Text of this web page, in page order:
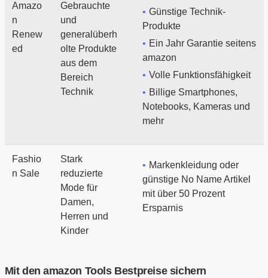
Amazo
n
Renew
ed
Gebrauchte
und
generalüberh
olte Produkte
aus dem
Bereich
Technik
Günstige Technik-
Produkte
Ein Jahr Garantie seitens
amazon
Volle Funktionsfähigkeit
Billige Smartphones,
Notebooks, Kameras und
mehr
Fashio
n Sale
Stark
reduzierte
Mode für
Damen,
Herren und
Kinder
Markenkleidung oder
günstige No Name Artikel
mit über 50 Prozent
Ersparnis
Mit den amazon Tools Bestpreise sichern